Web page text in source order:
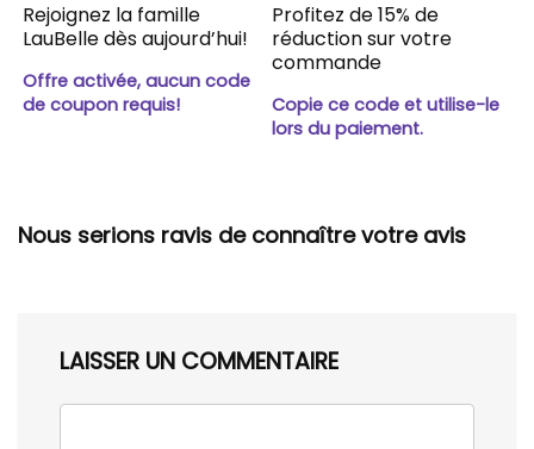
Rejoignez la famille
LauBelle dès aujourd’hui!
Offre activée, aucun code
de coupon requis!
Profitez de 15% de
réduction sur votre
commande
Copie ce code et utilise-le
lors du paiement.
Nous serions ravis de connaître votre avis
LAISSER UN COMMENTAIRE